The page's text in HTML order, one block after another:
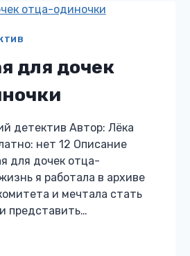
для дочек
детектив Автор: Лёка
нет 12 Описание
для дочек отца-
я работала в архиве
и мечтала стать
представить…